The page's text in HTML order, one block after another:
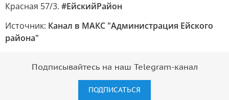
Красная 57/3. #ЕйскийРайон
Источник: Канал в МАКС "Администрация Ейского
района"
Подписывайтесь на наш Telegram-канал
ПОДПИСАТЬСЯ